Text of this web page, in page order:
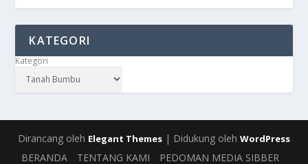
KATEGORI
Kategori
Dirancang oleh Elegant Themes | Didukung oleh WordPress
BERANDA TENTANG KAMI PEDOMAN MEDIA SIBBER